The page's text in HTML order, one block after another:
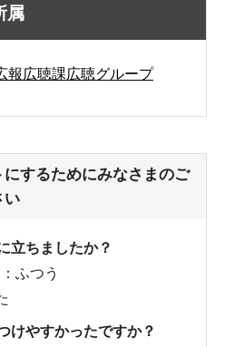
属
報広聴課広聴グループ
するためにみなさまのご
い
立ちましたか？
ふつう
けやすかったですか？